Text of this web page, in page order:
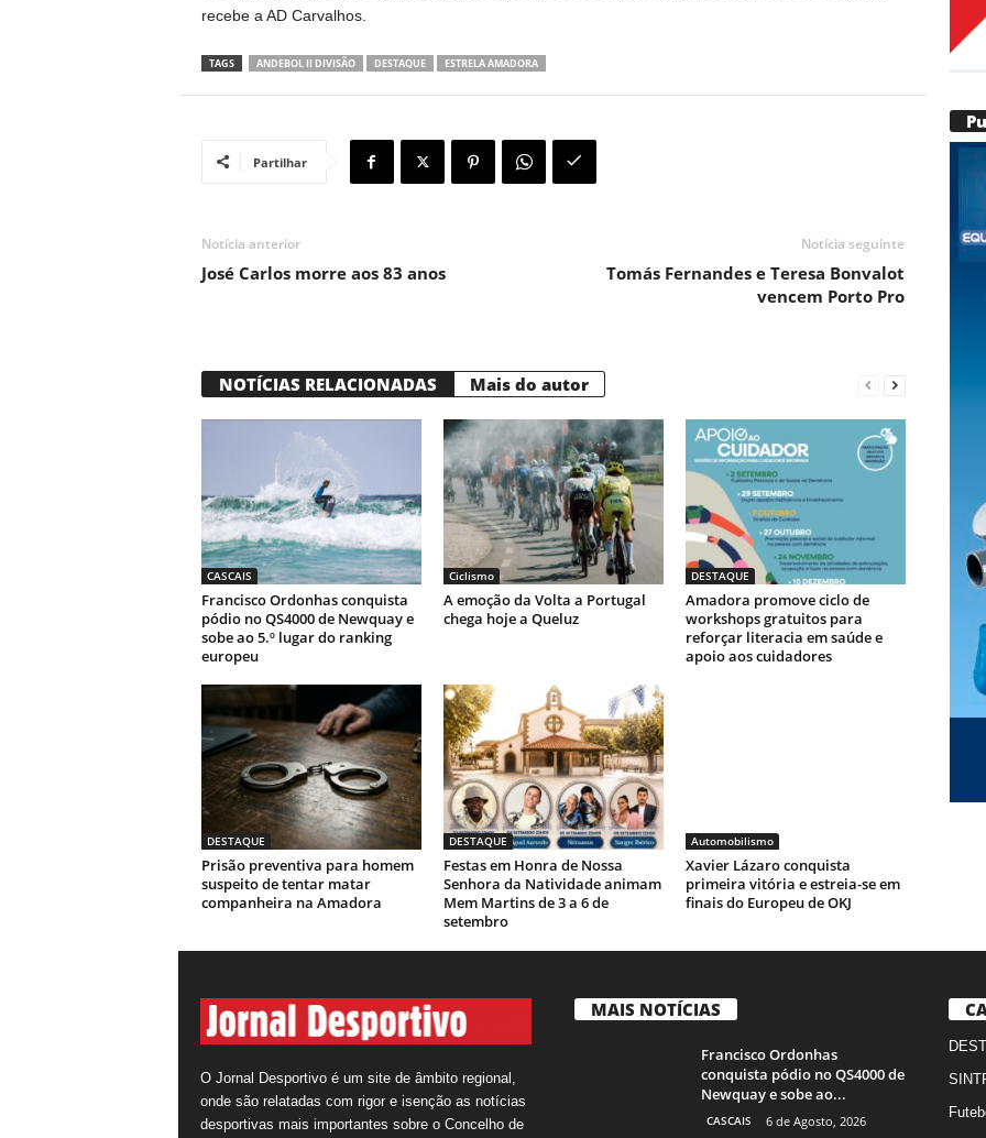
recebe a AD Carvalhos.
TAGS ANDEBOL II DIVISÃO DESTAQUE ESTRELA AMADORA
Partilhar
Notícia anterior
José Carlos morre aos 83 anos
Notícia seguinte
Tomás Fernandes e Teresa Bonvalot
vencem Porto Pro
NOTÍCIAS RELACIONADAS Mais do autor
CASCAIS
Francisco Ordonhas conquista
pódio no QS4000 de Newquay e
sobe ao 5.º lugar do ranking
europeu
Ciclismo
A emoção da Volta a Portugal
chega hoje a Queluz
DESTAQUE
Amadora promove ciclo de
workshops gratuitos para
reforçar literacia em saúde e
apoio aos cuidadores
DESTAQUE
Prisão preventiva para homem
suspeito de tentar matar
companheira na Amadora
DESTAQUE
Festas em Honra de Nossa
Senhora da Natividade animam
Mem Martins de 3 a 6 de
setembro
Automobilismo
Xavier Lázaro conquista
primeira vitória e estreia-se em
finais do Europeu de OKJ
O Jornal Desportivo é um site de âmbito regional,
onde são relatadas com rigor e isenção as notícias
desportivas mais importantes sobre o Concelho de
MAIS NOTÍCIAS
Francisco Ordonhas
conquista pódio no QS4000 de
Newquay e sobe ao...
CASCAIS 6 de Agosto, 2026